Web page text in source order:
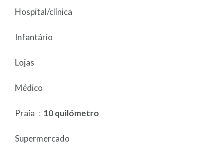
Hospital/clínica
Infantário
Lojas
Médico
Praia 10 quilómetro
Supermercado